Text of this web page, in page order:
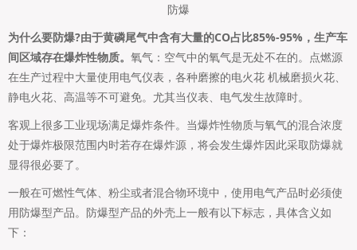
防爆
为什么要防爆?由于黄磷尾气中含有大量的CO占比85%-95%，生产车
间区域存在爆炸性物质。 氧气：空气中的氧气是无处不在的。点燃源
在生产过程中大量使用电气仪表，各种磨擦的电火花 机械磨损火花、
静电火花、高温等不可避免。尤其当仪表、电气发生故障时。
客观上很多工业现场满足爆炸条件。当爆炸性物质与氧气的混合浓度
处于爆炸极限范围内时若存在爆炸源，将会发生爆炸因此采取防爆就
显得很必要了。
一般在可燃性气体、粉尘或者混合物环境中，使用电气产品时必须使
用防爆型产品。防爆型产品的外壳上一般有以下标志，具体含义如
下：